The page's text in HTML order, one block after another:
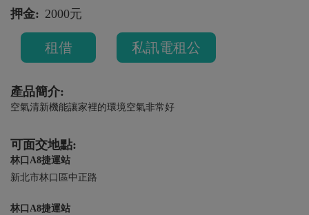
押金: 2000元
租借 私訊電租公
產品簡介:
空氣清新機能讓家裡的環境空氣非常好
可面交地點:
林口A8捷運站
新北市林口區中正路
林口A8捷運站